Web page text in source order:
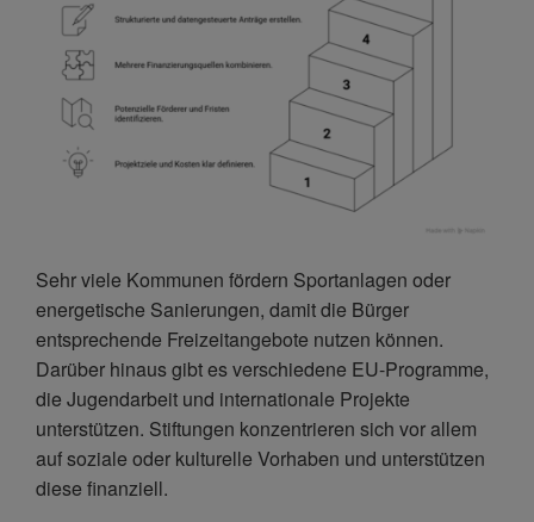
Sehr viele Kommunen fördern Sportanlagen oder
energetische Sanierungen, damit die Bürger
entsprechende Freizeitangebote nutzen können.
Darüber hinaus gibt es verschiedene EU-Programme,
die Jugendarbeit und internationale Projekte
unterstützen. Stiftungen konzentrieren sich vor allem
auf soziale oder kulturelle Vorhaben und unterstützen
diese finanziell.